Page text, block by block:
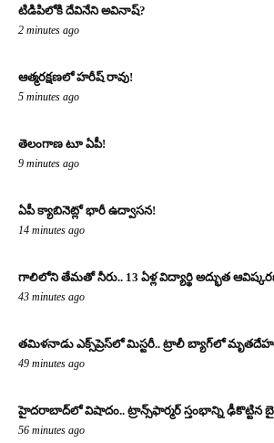
టిడిపిలోకి దేవినేని అవినాష్?
2 minutes ago
ఆత్మరక్షణలో హరీష్ రావు!
5 minutes ago
తెలంగాణ టూ ఏపీ!
9 minutes ago
ఏపీ క్యాబినెట్లో భారీ ఉద్వాసన!
14 minutes ago
గాలిలోని తేమతో నీరు.. 13 ఏళ్ల విద్యార్థి అద్భుత
43 minutes ago
తమిళనాడు ఎక్స్‌ప్రెస్‌లో మిస్టరీ.. ట్రాలీ బ్యాగ్‌లో
49 minutes ago
హైదరాబాద్‌లో విషాదం.. ట్రాన్స్‌ఫార్మర్ స్తంభాన్ని ఢీకొట్టిన
56 minutes ago